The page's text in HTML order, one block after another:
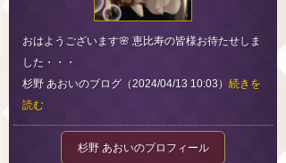
おはようございます🌸 恵比寿の皆様お待たせしま
した・・・
杉野 あおいのブログ（2024/04/13 10:03） 続きを
読む
杉野 あおいのプロフィール